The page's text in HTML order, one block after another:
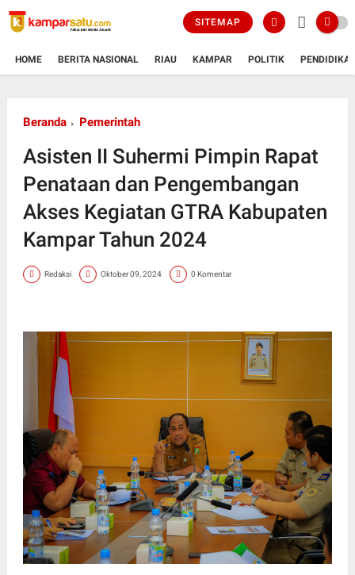
SITEMAP
HOME BERITA NASIONAL RIAU KAMPAR POLITIK
Beranda Pemerintah
Asisten II Suhermi Pimpin Rapat
Penataan dan Pengembangan
Akses Kegiatan GTRA Kabupaten
Kampar Tahun 2024
Redaksi Oktober 09, 2024 0 Komentar